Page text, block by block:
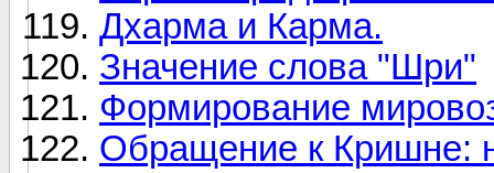
Дхарма и Карма.
Значение слова "Шри"
Формирование
Обращение к Кришне: